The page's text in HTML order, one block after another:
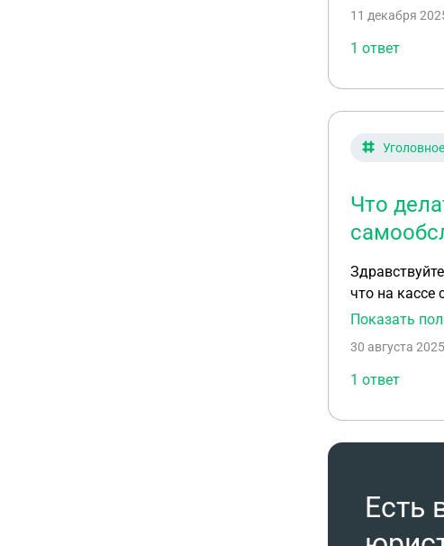
что
есть
11 декабря
1 ответ
Что
Здравствуйте
что на кассе
ревизия в
Показать
30 августа
1 ответ
Есть